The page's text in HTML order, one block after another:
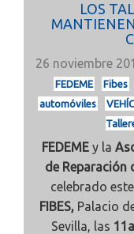
LOS
26 noviembre
FEDEME Fibes
automóviles
FEDEME y la
de Reparación
celebrado
FIBES, Palacio
Sevilla, las